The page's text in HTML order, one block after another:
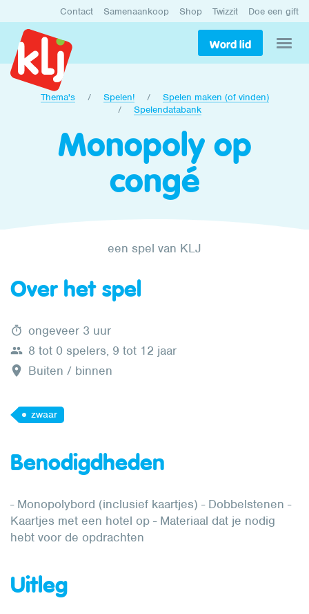
Contact Samenaankoop Shop Twizzit Doe een gift
Word lid
Thema's Spelen!
Spelen maken (of vinden)
Spelendatabank
Monopoly op
congé
een spel van KLJ
Over het spel
ongeveer 3 uur
8 tot 0 spelers, 9 tot 12 jaar
Buiten / binnen
zwaar
Benodigdheden
- Monopolybord (inclusief kaartjes) - Dobbelstenen -
Kaartjes met een hotel op - Materiaal dat je nodig
hebt voor de opdrachten
Uitleg